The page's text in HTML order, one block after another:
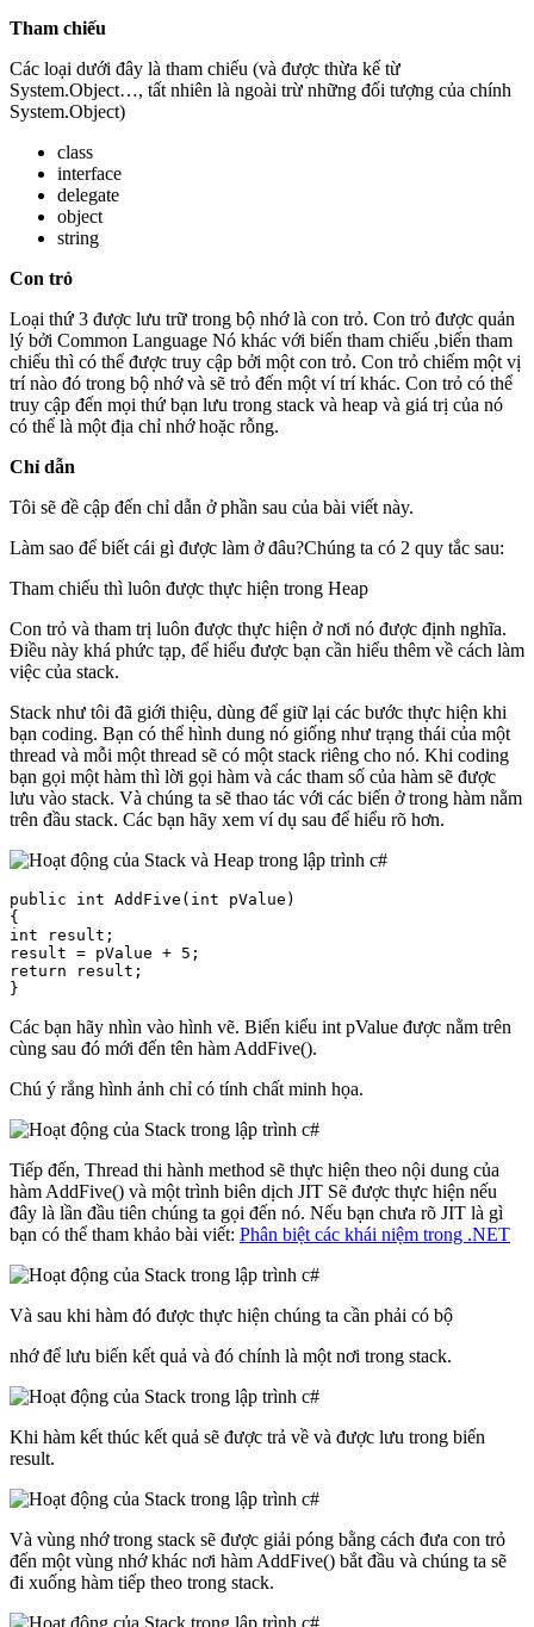
Tham chiếu
Các loại dưới đây là tham chiếu (và được thừa kế từ
System.Object…, tất nhiên là ngoài trừ những đối tượng của chính
System.Object)
class
interface
delegate
object
string
Con trỏ
Loại thứ 3 được lưu trữ trong bộ nhớ là con trỏ. Con trỏ được quản
lý bởi Common Language Nó khác với biến tham chiếu ,biến tham
chiếu thì có thể được truy cập bởi một con trỏ. Con trỏ chiếm một vị
trí nào đó trong bộ nhớ và sẽ trỏ đến một ví trí khác. Con trỏ có thể
truy cập đến mọi thứ bạn lưu trong stack và heap và giá trị của nó
có thể là một địa chỉ nhớ hoặc rỗng.
Chỉ dẫn
Tôi sẽ đề cập đến chỉ dẫn ở phần sau của bài viết này.
Làm sao để biết cái gì được làm ở đâu?Chúng ta có 2 quy tắc sau:
Tham chiếu thì luôn được thực hiện trong Heap
Con trỏ và tham trị luôn được thực hiện ở nơi nó được định nghĩa.
Điều này khá phức tạp, để hiểu được bạn cần hiểu thêm về cách làm
việc của stack.
Stack như tôi đã giới thiệu, dùng để giữ lại các bước thực hiện khi
bạn coding. Bạn có thể hình dung nó giống như trạng thái của một
thread và mỗi một thread sẽ có một stack riêng cho nó. Khi coding
bạn gọi một hàm thì lời gọi hàm và các tham số của hàm sẽ được
lưu vào stack. Và chúng ta sẽ thao tác với các biến ở trong hàm nằm
trên đầu stack. Các bạn hãy xem ví dụ sau để hiểu rõ hơn.
public int AddFive(int pValue)
{
int result;
result = pValue + 5;
return result;
}
Các bạn hãy nhìn vào hình vẽ. Biến kiểu int pValue được nằm trên
cùng sau đó mới đến tên hàm AddFive().
Chú ý rẳng hình ảnh chỉ có tính chất minh họa.
Tiếp đến, Thread thi hành method sẽ thực hiện theo nội dung của
hàm AddFive() và một trình biên dịch JIT Sẽ được thực hiện nếu
đây là lần đầu tiên chúng ta gọi đến nó. Nếu bạn chưa rõ JIT là gì
bạn có thể tham khảo bài viết: Phân biệt các khái niệm trong .NET
Và sau khi hàm đó được thực hiện chúng ta cần phải có bộ
nhớ để lưu biến kết quả và đó chính là một nơi trong stack.
Khi hàm kết thúc kết quả sẽ được trả về và được lưu trong biến
result.
Và vùng nhớ trong stack sẽ được giải póng bằng cách đưa con trỏ
đến một vùng nhớ khác nơi hàm AddFive() bắt đầu và chúng ta sẽ
đi xuống hàm tiếp theo trong stack.